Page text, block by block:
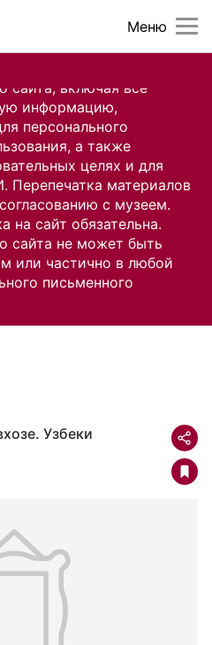
сайта, включая все
информацию,
персонального
а также
целях и для
Перепечатка материалов
с музеем.
на сайт обязательна.
сайта не может быть
или частично в любой
письменного
Меню
Узбеки